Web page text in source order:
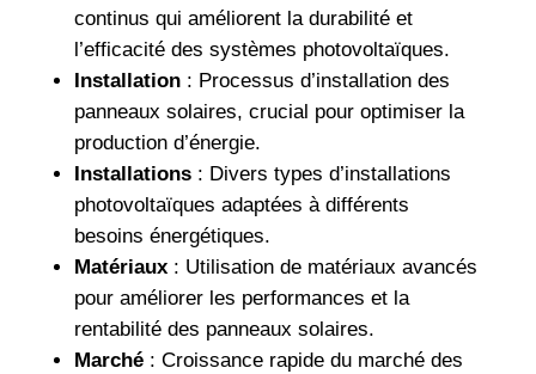
continus qui améliorent la durabilité et
l’efficacité des systèmes photovoltaïques.
Installation: Processus d’installation des
panneaux solaires, crucial pour optimiser la
production d’énergie.
Installations: Divers types d’installations
photovoltaïques adaptées à différents
besoins énergétiques.
Matériaux: Utilisation de matériaux avancés
pour améliorer les performances et la
rentabilité des panneaux solaires.
Marché: Croissance rapide du marché des